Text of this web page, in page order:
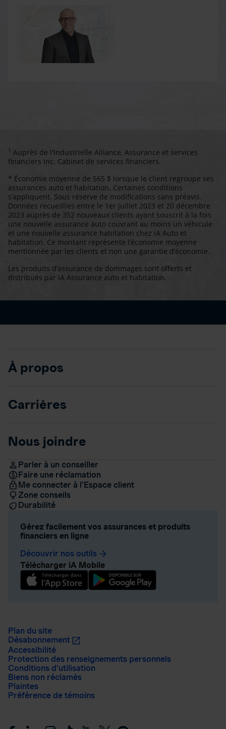
1 Auprès de l'Industrielle Alliance, Assurance et services
financiers inc. Cabinet de services financiers.
* Économie moyenne de 565 $ lorsque le client regroupe ses
assurances auto et habitation. Certaines conditions
s’appliquent. Sous réserve de modifications sans préavis.
Données recueillies entre le 1er juillet 2023 et 20 décembre
2023 auprès de 352 nouveaux clients ayant souscrit à la fois
une nouvelle assurance auto couvrant au moins un véhicule
et une nouvelle assurance habitation chez iA Auto et
habitation. Ce montant représente l’économie moyenne
mentionnée par les clients et non une garantie d’économie.
Les produits d’assurance de dommages sont offerts et
distribués par iA Assurance auto et habitation.
À propos
Carrières
Nous joindre
Parler à un conseiller
Faire une réclamation
Me connecter à l’Espace client
Zone conseils
Durabilité
Gérez facilement vos assurances et produits
financiers en ligne
Découvrir nos outils arrow_forward
Télécharger iA Mobile
Plan du site
Désabonnement
Accessibilité
Protection des renseignements personnels
Conditions d’utilisation
Biens non réclamés
Plaintes
Préférence de témoins